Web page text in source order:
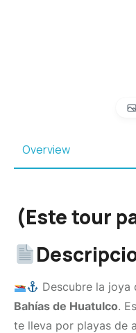
Overview
(Este tour
Descubre la joya
Bahías de Huatulco.
te lleva por playas de